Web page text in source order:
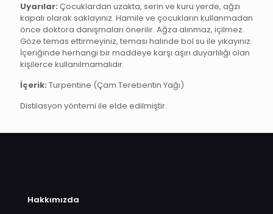
Uyarılar: Çocuklardan uzakta, serin ve kuru yerde, ağzı
kapalı olarak saklayınız. Hamile ve çocukların kullanmadan
önce doktora danışmaları önerilir. Ağza alınmaz, içilmez.
Göze temas ettirmeyiniz, teması halinde bol su ile yıkayınız.
İçeriğinde herhangi bir maddeye karşı aşırı duyarlılığı olan
kişilerce kullanılmamalıdır.
İçerik: Turpentine (Çam Terebentin Yağı)
Distilasyon yöntemi ile elde edilmiştir.
Hakkımızda